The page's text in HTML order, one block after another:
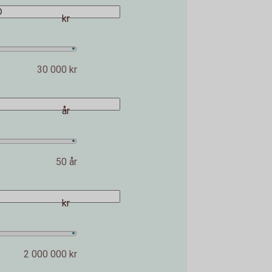
30 000 kr
kr
50 år
år
2 000 000 kr
kr